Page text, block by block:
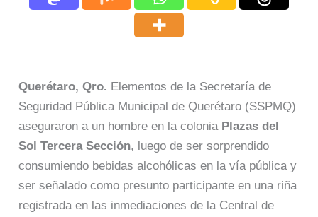
Querétaro, Qro. Elementos de la Secretaría de
Seguridad Pública Municipal de Querétaro (SSPMQ)
aseguraron a un hombre en la colonia Plazas del
Sol Tercera Sección, luego de ser sorprendido
consumiendo bebidas alcohólicas en la vía pública y
ser señalado como presunto participante en una riña
registrada en las inmediaciones de la Central de